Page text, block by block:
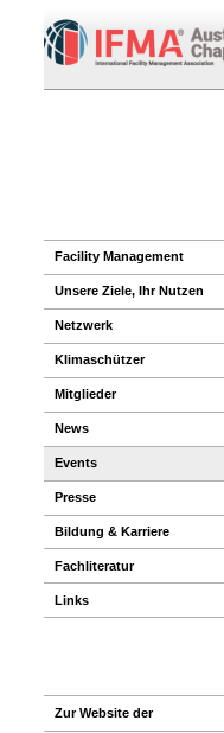
Facility Management
Unsere Ziele, Ihr Nutzen
Netzwerk
Klimaschützer
Mitglieder
News
Events
Presse
Bildung & Karriere
Fachliteratur
Links
Zur Website der